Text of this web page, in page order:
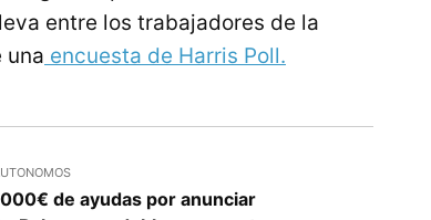
entre los trabajadores de la
una encuesta de Harris Poll.
de ayudas por anunciar